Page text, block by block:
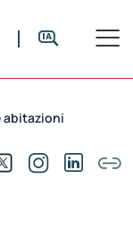
abitazioni